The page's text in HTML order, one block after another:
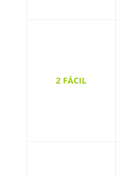
2 FÁCIL